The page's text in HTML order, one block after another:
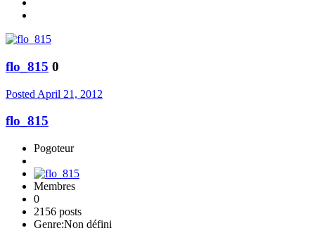
flo_815 0
Posted April 21, 2012
flo_815
Pogoteur
Membres
0
2156 posts
Genre:Non défini